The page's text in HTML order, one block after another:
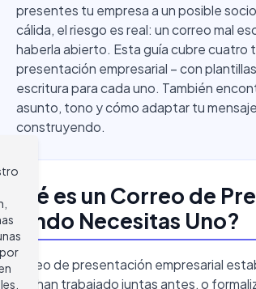
presentes tu empresa a un posible
cálida, el riesgo es real: un correo mal
haberla abierto. Esta guía cubre cuatro
presentación empresarial – con
escritura para cada uno. También
asunto, tono y cómo adaptar tu
construyendo.
es un Correo de
Necesitas Uno?
correo de presentación empresarial
no han trabajado juntas antes, o